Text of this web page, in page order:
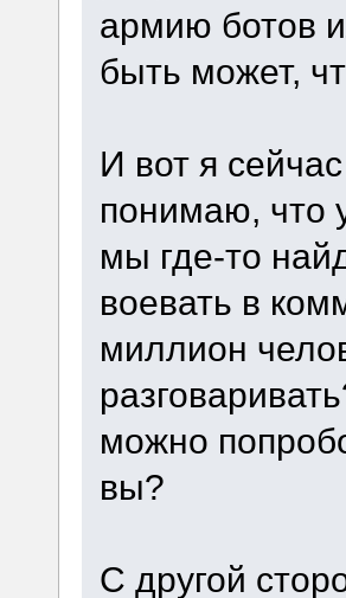
армию ботов
быть может,
И вот я
понимаю, что
мы где-то
воевать в
миллион
можно
вы?
С другой